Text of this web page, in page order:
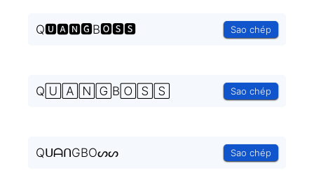
Q🆄🅰🅽🅶B🅾🆂🆂 Sao chép
Q🅄🄰🄽🄶B🄾🅂🅂 Sao chép
QᑌᗩᑎGBOᔕᔕ Sao chép